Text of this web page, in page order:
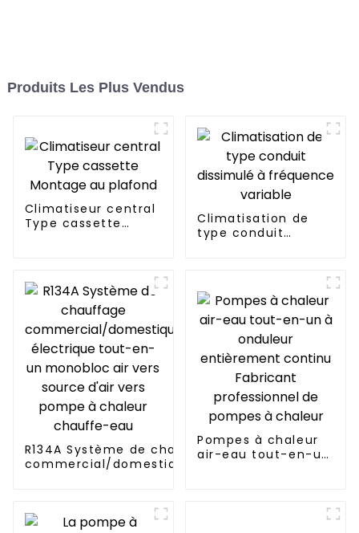
Produits Les Plus Vendus
Climatiseur central
Type cassette
Climatisation de
type conduit
R134A Système de chauffage
commercial/domestique/résidentiel
chaleur chauffe-eau
Pompes à chaleur
air-eau tout-en-un